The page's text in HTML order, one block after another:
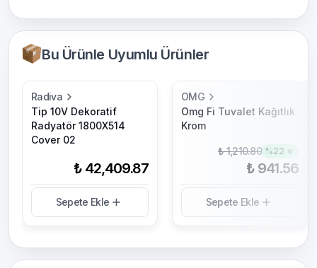
Bu Ürünle Uyumlu Ürünler
Radiva
Tip 10V Dekoratif
Radyatör 1800X514
Cover 02
₺ 42,409.87
Sepete Ekle
OMG
Omg Fi Tuvalet Kağıtlık
Krom
₺ 1,210.80 %22
₺ 941.56
Sepete Ekle